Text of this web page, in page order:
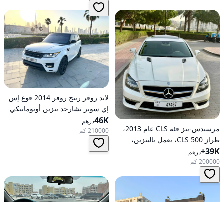
مرسيدس-بنز فئة CLS عام 2013،
طراز CLS 500، يعمل بالبنزين،
أوتوماتيكي، دفع خلفي
39K+ درهم
200000 كم
لاند روفر رينج روفر 2014 فوغ إس
إي سوبر تشارجد بنزين أوتوماتيكي
بدفع كلي للعجلات
46Kدرهم
210000 كم